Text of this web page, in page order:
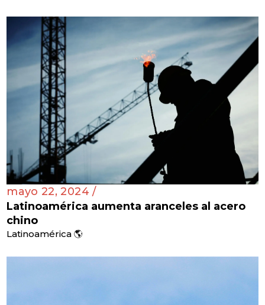
mayo 22, 2024 /
Latinoamérica aumenta aranceles al acero
chino
Latinoamérica 🌎